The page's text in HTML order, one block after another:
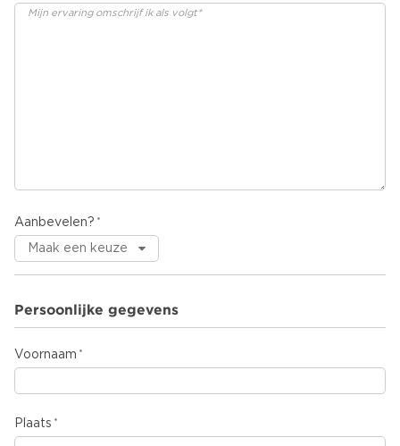
Aanbevelen?
Persoonlijke gegevens
Voornaam
Plaats